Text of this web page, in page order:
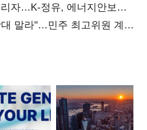
자…K-정유, 에너지안보
말라"…민주 최고위원 계파